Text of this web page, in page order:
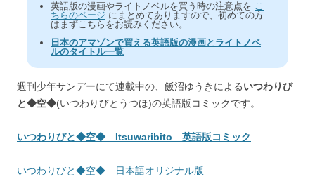
英語版の漫画やライトノベルを買う時の注意点を こ
ちらのページ にまとめてありますので、初めての方
はまずこちらをお読みください。
日本のアマゾンで買える英語版の漫画とライトノベ
ルのタイトル一覧
週刊少年サンデーにて連載中の、飯沼ゆうきによるいつわりび
と◆空◆(いつわりびとうつほ)の英語版コミックです。
いつわりびと◆空◆ Itsuwaribito 英語版コミック
いつわりびと◆空◆ 日本語オリジナル版